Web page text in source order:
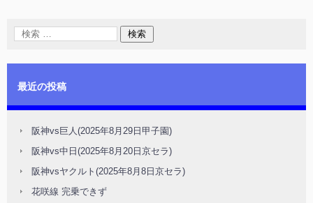
最近の投稿
阪神vs巨人(2025年8月29日甲子園)
阪神vs中日(2025年8月20日京セラ)
阪神vsヤクルト(2025年8月8日京セラ)
花咲線 完乗できず